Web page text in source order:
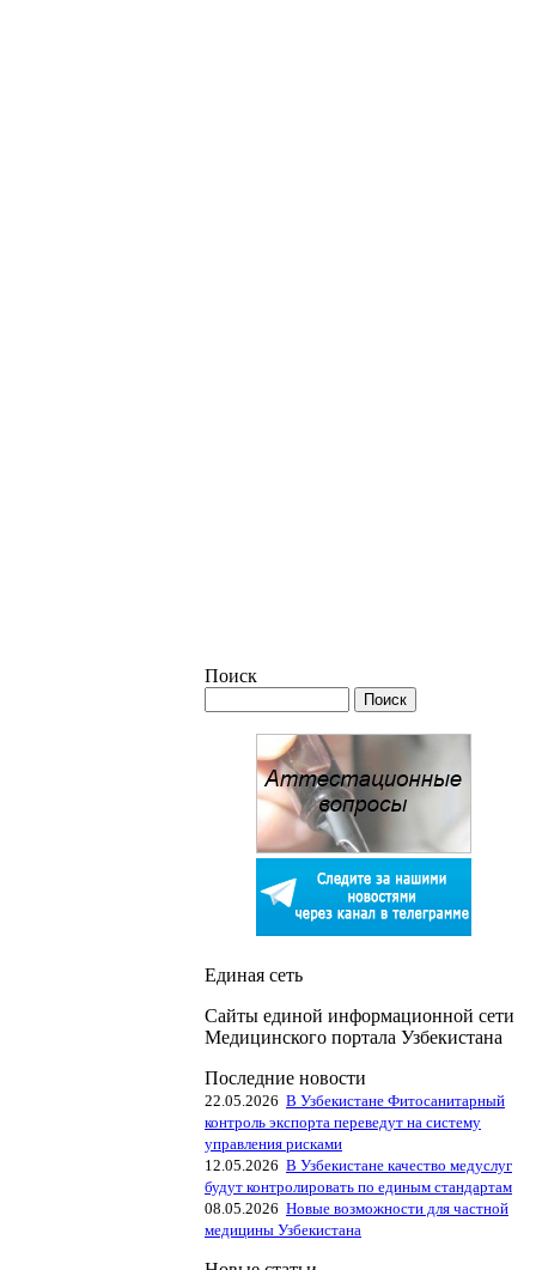
Поиск
Единая сеть
Сайты единой информационной сети
Медицинского портала Узбекистана
Последние новости
22.05.2026 В Узбекистане Фитосанитарный
контроль экспорта переведут на систему
управления рисками
12.05.2026 В Узбекистане качество медуслуг
будут контролировать по единым стандартам
08.05.2026 Новые возможности для частной
медицины Узбекистана